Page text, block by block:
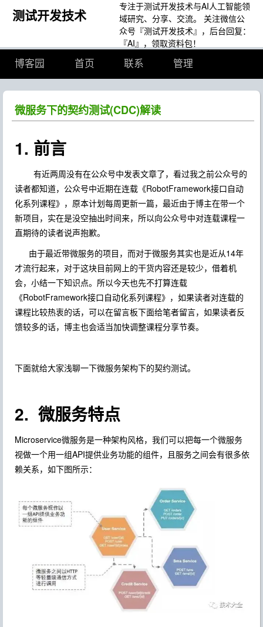
测试开发技术
专注于测试开发技术与AI人工智能领
域研究、分享、交流。 关注微信公
众号『测试开发技术』，后台回复：
『AI』，领取资料包！
博客园 首页 联系 管理
微服务下的契约测试(CDC)解读
1. 前言
有近两周没有在公众号中发表文章了，看过我之前公众号的
读者都知道，公众号中近期在连载《RobotFramework接口自动
化系列课程》，原本计划每周更新一篇，最近由于博主在带一个
新项目，实在是没空抽出时间来，所以向公众号中对连载课程一
直期待的读者说声抱歉。
由于最近带微服务的项目，而对于微服务其实也是近从14年
才流行起来，对于这块目前网上的干货内容还是较少，借着机
会，小结一下知识点。所以今天也先不打算连载
《RobotFramework接口自动化系列课程》，如果读者对连载的
课程比较热衷的话，可以在留言板下面给笔者留言，如果读者反
馈较多的话，博主也会适当加快调整课程分享节奏。
下面就给大家浅聊一下微服务架构下的契约测试。
2. 微服务特点
Microservice微服务是一种架构风格，我们可以把每一个微服务
视做一个用一组API提供业务功能的组件，且服务之间会有很多依
赖关系，如下图所示：